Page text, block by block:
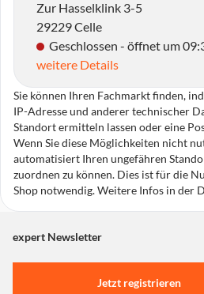
Zur Hasselklink 3-5
29229 Celle
Geschlossen - öffnet um
weitere Details
Sie können Ihren Fachmarkt finden,
IP-Adresse und anderer technischer
Standort ermitteln lassen oder eine
Wenn Sie diese Möglichkeiten nicht
automatisiert Ihren ungefähren
zuordnen zu können. Dies ist für die
Shop notwendig. Weitere Infos in der
expert Newsletter
Jetzt registrieren